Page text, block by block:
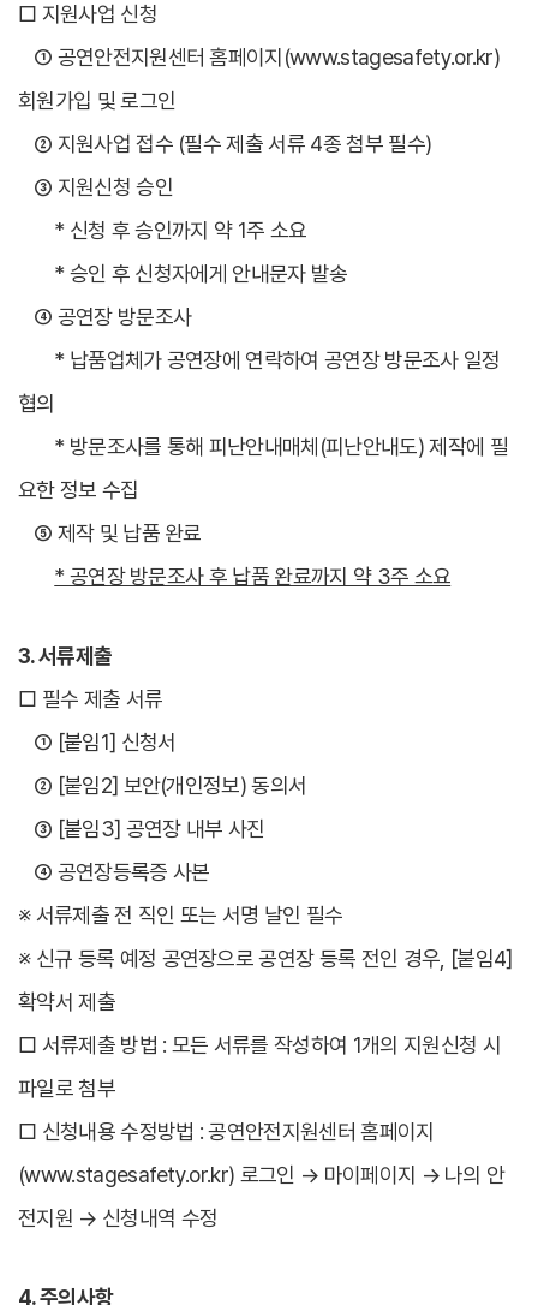
□ 지원사업 신청
① 공연안전지원센터 홈페이지(www.stagesafety.or.kr)
회원가입 및 로그인
② 지원사업 접수 (필수 제출 서류 4종 첨부 필수)
③ 지원신청 승인
* 신청 후 승인까지 약 1주 소요
* 승인 후 신청자에게 안내문자 발송
④ 공연장 방문조사
* 납품업체가 공연장에 연락하여 공연장 방문조사 일정
협의
* 방문조사를 통해 피난안내매체(피난안내도) 제작에 필
요한 정보 수집
⑤ 제작 및 납품 완료
* 공연장 방문조사 후 납품 완료까지 약 3주 소요
3. 서류제출
□ 필수 제출 서류
① [붙임1] 신청서
② [붙임2] 보안(개인정보) 동의서
③ [붙임3] 공연장 내부 사진
④ 공연장등록증 사본
※ 서류제출 전 직인 또는 서명 날인 필수
※ 신규 등록 예정 공연장으로 공연장 등록 전인 경우, [붙임4]
확약서 제출
□ 서류제출 방법 : 모든 서류를 작성하여 1개의 지원신청 시
파일로 첨부
□ 신청내용 수정방법 : 공연안전지원센터 홈페이지
(www.stagesafety.or.kr) 로그인 → 마이페이지 → 나의 안
전지원 → 신청내역 수정
4. 주의사항